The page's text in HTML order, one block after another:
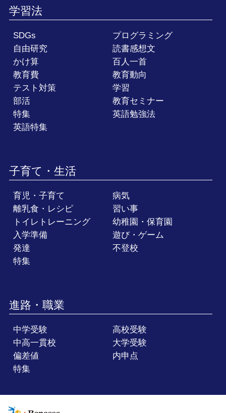
学習法
SDGs
プログラミング
自由研究
読書感想文
かけ算
百人一首
教育費
教育動向
テスト対策
学習
部活
教育セミナー
特集
英語勉強法
英語特集
子育て・生活
育児・子育て
病気
離乳食・レシピ
習い事
トイレトレーニング
幼稚園・保育園
入学準備
遊び・ゲーム
発達
不登校
特集
進路・職業
中学受験
高校受験
中高一貫校
大学受験
偏差値
内申点
特集